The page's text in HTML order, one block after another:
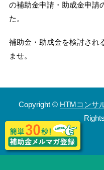
の補助金申請・助成金申請
た。
補助金・助成金を検討され
ませ。
Copyright © HTMコンサ